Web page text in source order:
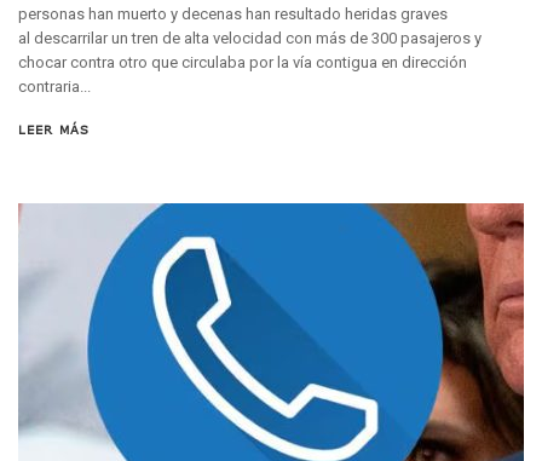
Descuentos Preferenciales En El Pago Del Predial 2026
Vallarta Instalará Macromódulos De Vacunación Contra El
Ruta Del Peregrino: ¿Cuánto Tiempo Se Hace Para Ir A
Arranca Programa De Bacheo En Avenidas Clave De
Puerto Vallarta Tiene Una De Las Gasolineras Más Caras
Habrá Toma De ADN Y Entrevistas A Familias De Personas
Detienen A Extranjero Por Poseer Un Tigre Cachorro En
Regidora Melissa Exige Medidas De Protección “Pulso De
SEAPAL Reparó 139 Fugas Durante La Semana Del 2 Al 8
Rehabilitan Camellones En La Zona Norte De Puerto
Transporte En Guadalajara Permitirá Pagos Sin Contacto
Luis Munguía Respalda A Antonio Arreola Como Nuevo
Construirán El Estadio Metropolitano “El Salado” En
personas han muerto y decenas han resultado heridas graves
al descarrilar un tren de alta velocidad con más de 300 pasajeros y
chocar contra otro que circulaba por la vía contigua en dirección
contraria...
LEER MÁS